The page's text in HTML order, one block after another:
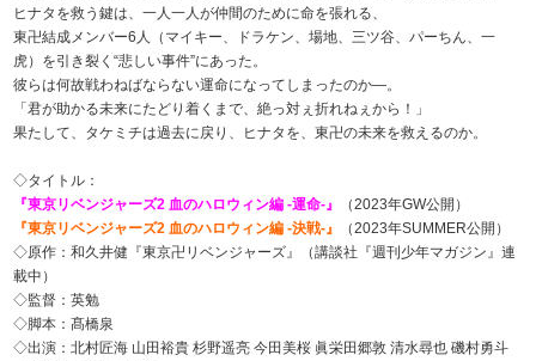
ヒナタを救う鍵は、一人一人が仲間のために命を張れる、
東卍結成メンバー6人（マイキー、ドラケン、場地、三ツ谷、パーちん、一
虎）を引き裂く“悲しい事件”にあった。
彼らは何故戦わねばならない運命になってしまったのか―。
「君が助かる未来にたどり着くまで、絶っ対ぇ折れねぇから！」
果たして、タケミチは過去に戻り、ヒナタを、東卍の未来を救えるのか。
◇タイトル：
『東京リベンジャーズ2 血のハロウィン編 -運命-』
（2023年GW公開）
『東京リベンジャーズ2 血のハロウィン編 -決戦-』
（2023年SUMMER公開）
◇原作：和久井健『東京卍リベンジャーズ』（講談社『週刊少年マガジン』連
載中）
◇監督：英勉
◇脚本：髙橋泉
◇出演：北村匠海 山田裕貴 杉野遥亮 今田美桜 眞栄田郷敦 清水尋也 磯村勇斗